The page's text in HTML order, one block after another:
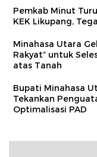
Pemkab Minut
KEK Likupang,
Minahasa Utara
Rakyat” untuk
atas Tanah
Bupati Minahasa
Tekankan
Optimalisasi PAD